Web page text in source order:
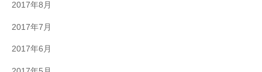
2017年8月
2017年7月
2017年6月